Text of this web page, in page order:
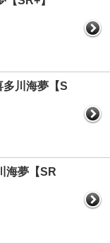
川海夢【S
海夢【SR